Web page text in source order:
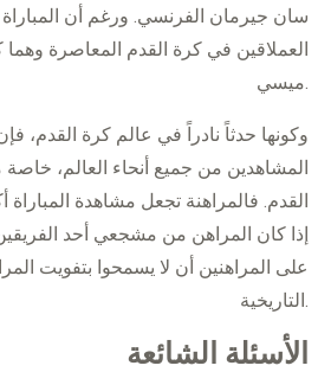
سان جيرمان الفرنسي. ورغم أن المباراة
العملاقين في كرة القدم المعاصرة وهما
ميسي.
وكونها حدثاً نادراً في عالم كرة القدم،
المشاهدين من جميع أنحاء العالم،
القدم. فالمراهنة تجعل مشاهدة
إذا كان المراهن من مشجعي أحد
على المراهنين أن لا يسمحوا بتفويت
التاريخية.
الأسئلة الشائعة